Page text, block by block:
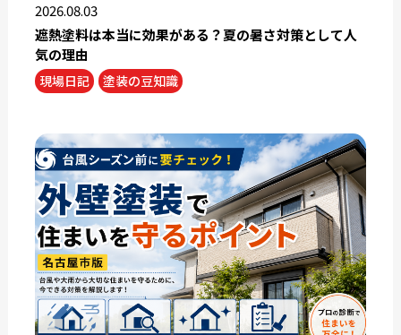
2026.08.03
遮熱塗料は本当に効果がある？夏の暑さ対策として人
気の理由
現場日記 塗装の豆知識